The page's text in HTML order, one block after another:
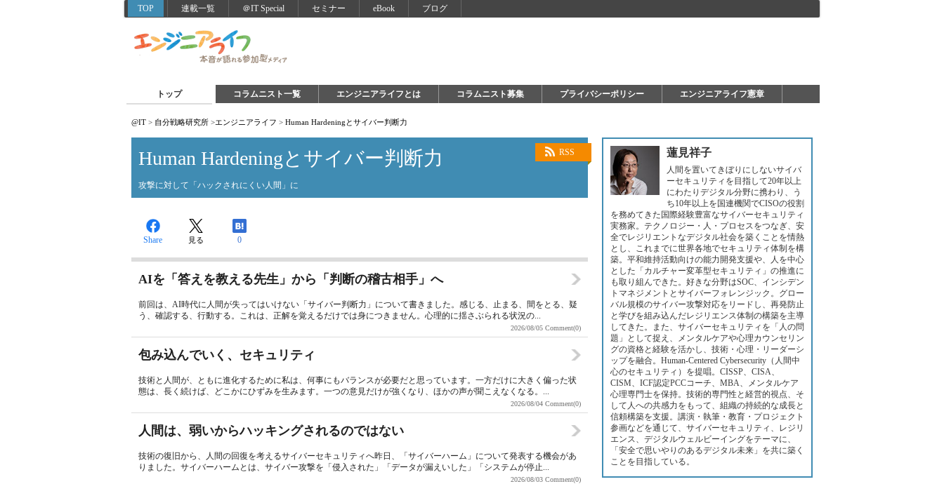
TOP 連載一覧 ＠IT Special セミナー eBook ブログ
トップ コラムニスト一覧 エンジニアライフとは コラムニスト募集 プライバシーポリシー エンジニアライフ憲章
@IT > 自分戦略研究所 >エンジニアライフ > Human Hardeningとサイバー判断力
RSS
Human Hardeningとサイバー判断力
攻撃に対して「ハックされにくい人間」に
Share 見る 0
AIを「答えを教える先生」から「判断の稽古相手」へ
前回は、AI時代に人間が失ってはいけない「サイバー判断力」について書きました。感じる、止まる、間をとる、疑
う、確認する、行動する。これは、正解を覚えるだけでは身につきません。心理的に揺さぶられる状況の...
2026/08/05 Comment(0)
包み込んでいく、セキュリティ
技術と人間が、ともに進化するために私は、何事にもバランスが必要だと思っています。一方だけに大きく偏った状
態は、長く続けば、どこかにひずみを生みます。一つの意見だけが強くなり、ほかの声が聞こえなくなる。...
2026/08/04 Comment(0)
人間は、弱いからハッキングされるのではない
技術の復旧から、人間の回復を考えるサイバーセキュリティへ昨日、「サイバーハーム」について発表する機会があ
りました。サイバーハームとは、サイバー攻撃を「侵入された」「データが漏えいした」「システムが停止...
2026/08/03 Comment(0)
蓮見祥子
人間を置いてきぼりにしないサイバ
ーセキュリティを目指して20年以上
にわたりデジタル分野に携わり、う
ち10年以上を国連機関でCISOの役割
を務めてきた国際経験豊富なサイバーセキュリティ
実務家。テクノロジー・人・プロセスをつなぎ、安
全でレジリエントなデジタル社会を築くことを情熱
とし、これまでに世界各地でセキュリティ体制を構
築。平和維持活動向けの能力開発支援や、人を中心
とした「カルチャー変革型セキュリティ」の推進に
も取り組んできた。好きな分野はSOC、インシデン
トマネジメントとサイバーフォレンジック。グロー
バル規模のサイバー攻撃対応をリードし、再発防止
と学びを組み込んだレジリエンス体制の構築を主導
してきた。また、サイバーセキュリティを「人の問
題」として捉え、メンタルケアや心理カウンセリン
グの資格と経験を活かし、技術・心理・リーダーシ
ップを融合。Human-Centered Cybersecurity（人間中
心のセキュリティ）を提唱。CISSP、CISA、
CISM、ICF認定PCCコーチ、MBA、メンタルケア
心理専門士を保持。技術的専門性と経営的視点、そ
して人への共感力をもって、組織の持続的な成長と
信頼構築を支援。講演・執筆・教育・プロジェクト
参画などを通じて、サイバーセキュリティ、レジリ
エンス、デジタルウェルビーイングをテーマに、
「安全で思いやりのあるデジタル未来」を共に築く
ことを目指している。